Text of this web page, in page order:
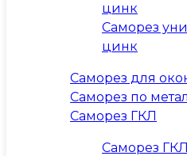
цинк
Саморез
цинк
Саморез для
Саморез по
Саморез ГКЛ
Саморез